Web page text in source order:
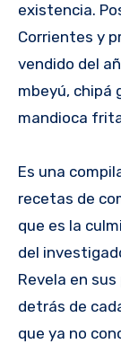
existencia.
Corrientes y
vendido del
mbeyú, chipá
mandioca
Es una
recetas de
que es la
del
Revela en
detrás de
que ya no